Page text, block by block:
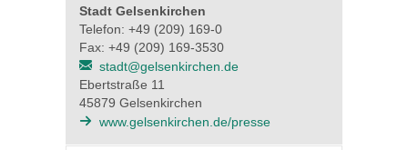
Stadt Gelsenkirchen
Telefon: +49 (209) 169-0
Fax: +49 (209) 169-3530
stadt@gelsenkirchen.de
Ebertstraße 11
45879 Gelsenkirchen
www.gelsenkirchen.de/presse